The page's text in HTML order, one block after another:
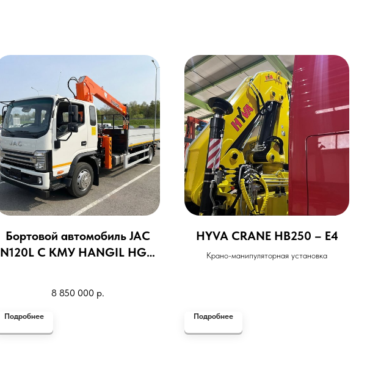
Бортовой автомобиль JAC
N120L С КМУ HANGIL HGC
8 850 000 р.
Подробнее
HYVA CRANE HB250 – E4
Крано-манипуляторная установка
Подробнее